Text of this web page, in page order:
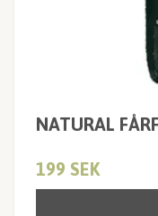
NATURAL
199 SEK